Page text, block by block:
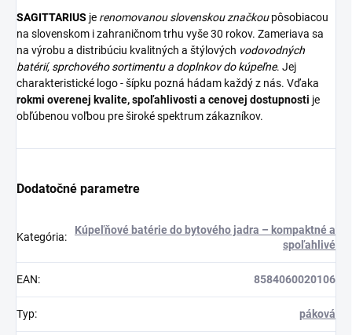
SAGITTARIUS je renomovanou slovenskou značkoupôsobiacou
na slovenskom i zahraničnom trhu vyše 30 rokov. Zameriava sa
na výrobu a distribúciu kvalitných a štýlových vodovodných
batérií,sprchového sortimentua doplnkov do kúpeľne. Jej
charakteristické logo - šípku pozná hádam každý z nás. Vďaka
rokmi overenej kvalite, spoľahlivosti a cenovej dostupnosti je
obľúbenou voľbou pre široké spektrum zákazníkov.
Dodatočné parametre
Kategória:
Kúpeľňové batérie do bytového jadra – kompaktné a
spoľahlivé
EAN: 8584060020106
Typ: páková